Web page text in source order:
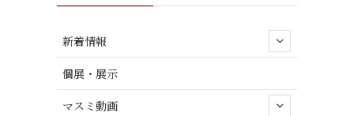
新着情報
個展・展示
マスミ動画